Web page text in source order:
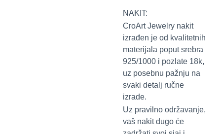
NAKIT:
CroArt Jewelry nakit
izrađen je od kvalitetnih
materijala poput srebra
925/1000 i pozlate 18k,
uz posebnu pažnju na
svaki detalj ručne
izrade.
Uz pravilno održavanje,
vaš nakit dugo će